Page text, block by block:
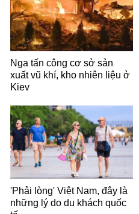
Nga tấn công cơ sở sản
xuất vũ khí, kho nhiên liệu ở
Kiev
'Phải lòng' Việt Nam, đây là
những lý do du khách quốc